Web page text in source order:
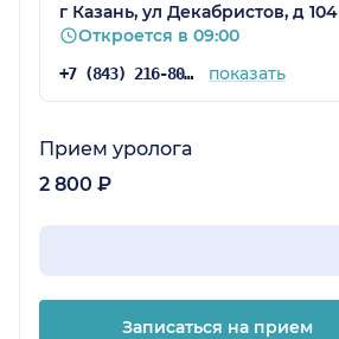
г Казань, ул Декабристов, д 104
Откроется в 09:00
+7 (843) 216-80-23 показать
Прием уролога
2 800 ₽
Записаться на прием